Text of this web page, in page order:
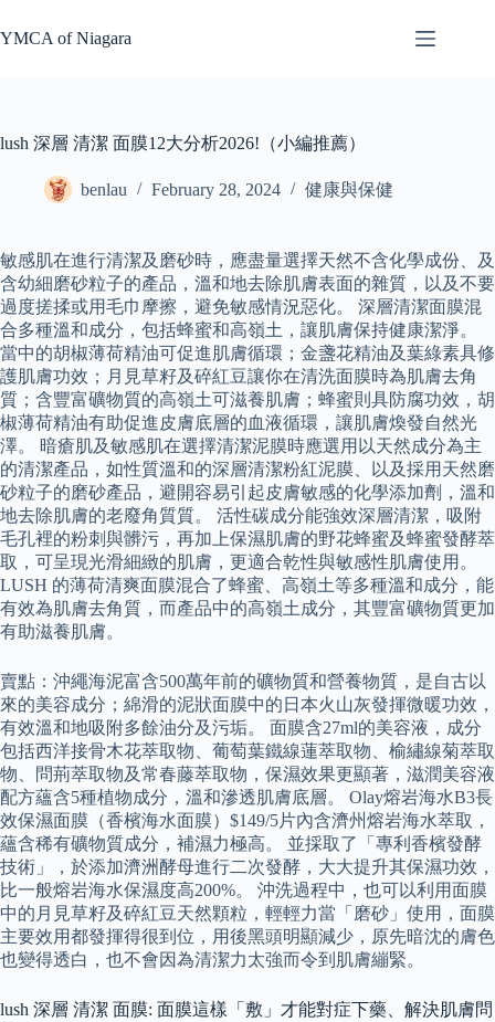
to
content
YMCA of Niagara
lush 深層 清潔 面膜12大分析2026!（小編推薦）
benlau February 28, 2024 健康與保健
敏感肌在進行清潔及磨砂時，應盡量選擇天然不含化學成份、及
含幼細磨砂粒子的產品，溫和地去除肌膚表面的雜質，以及不要
過度搓揉或用毛巾摩擦，避免敏感情況惡化。 深層清潔面膜混
合多種溫和成分，包括蜂蜜和高嶺土，讓肌膚保持健康潔淨。
當中的胡椒薄荷精油可促進肌膚循環；金盞花精油及葉綠素具修
護肌膚功效；月見草籽及碎紅豆讓你在清洗面膜時為肌膚去角
質；含豐富礦物質的高嶺土可滋養肌膚；蜂蜜則具防腐功效，胡
椒薄荷精油有助促進皮膚底層的血液循環，讓肌膚煥發自然光
澤。 暗瘡肌及敏感肌在選擇清潔泥膜時應選用以天然成分為主
的清潔產品，如性質溫和的深層清潔粉紅泥膜、以及採用天然磨
砂粒子的磨砂產品，避開容易引起皮膚敏感的化學添加劑，溫和
地去除肌膚的老廢角質質。 活性碳成分能強效深層清潔，吸附
毛孔裡的粉刺與髒污，再加上保濕肌膚的野花蜂蜜及蜂蜜發酵萃
取，可呈現光滑細緻的肌膚，更適合乾性與敏感性肌膚使用。
LUSH 的薄荷清爽面膜混合了蜂蜜、高嶺土等多種溫和成分，能
有效為肌膚去角質，而產品中的高嶺土成分，其豐富礦物質更加
有助滋養肌膚。
賣點：沖繩海泥富含500萬年前的礦物質和營養物質，是自古以
來的美容成分；綿滑的泥狀面膜中的日本火山灰發揮微暖功效，
有效溫和地吸附多餘油分及污垢。 面膜含27ml的美容液，成分
包括西洋接骨木花萃取物、葡萄葉鐵線蓮萃取物、榆繡線菊萃取
物、問荊萃取物及常春藤萃取物，保濕效果更顯著，滋潤美容液
配方蘊含5種植物成分，溫和滲透肌膚底層。 Olay熔岩海水B3長
效保濕面膜（香檳海水面膜）$149/5片內含濟州熔岩海水萃取，
蘊含稀有礦物質成分，補濕力極高。 並採取了「專利香檳發酵
技術」，於添加濟洲酵母進行二次發酵，大大提升其保濕功效，
比一般熔岩海水保濕度高200%。 沖洗過程中，也可以利用面膜
中的月見草籽及碎紅豆天然顆粒，輕輕力當「磨砂」使用，面膜
主要效用都發揮得很到位，用後黑頭明顯減少，原先暗沈的膚色
也變得透白，也不會因為清潔力太強而令到肌膚繃緊。
lush 深層 清潔 面膜: 面膜這樣「敷」才能對症下藥、解決肌膚問